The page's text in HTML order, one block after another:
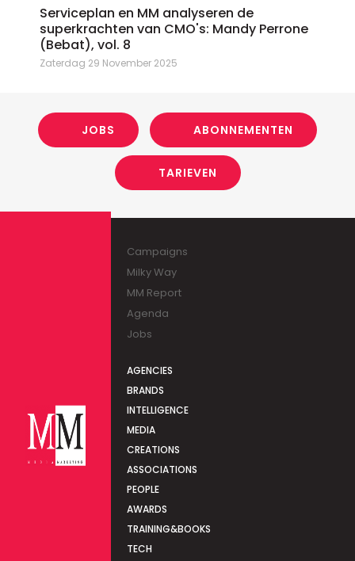
Serviceplan en MM analyseren de
superkrachten van CMO's: Mandy Perrone
(Bebat), vol. 8
Zaterdag 29 November 2025
JOBS ABONNEMENTEN
TARIEVEN
Campaigns
Milky Way
MM Report
Agenda
Jobs
AGENCIES
BRANDS
INTELLIGENCE
MEDIA
CREATIONS
ASSOCIATIONS
PEOPLE
AWARDS
TRAINING&BOOKS
TECH